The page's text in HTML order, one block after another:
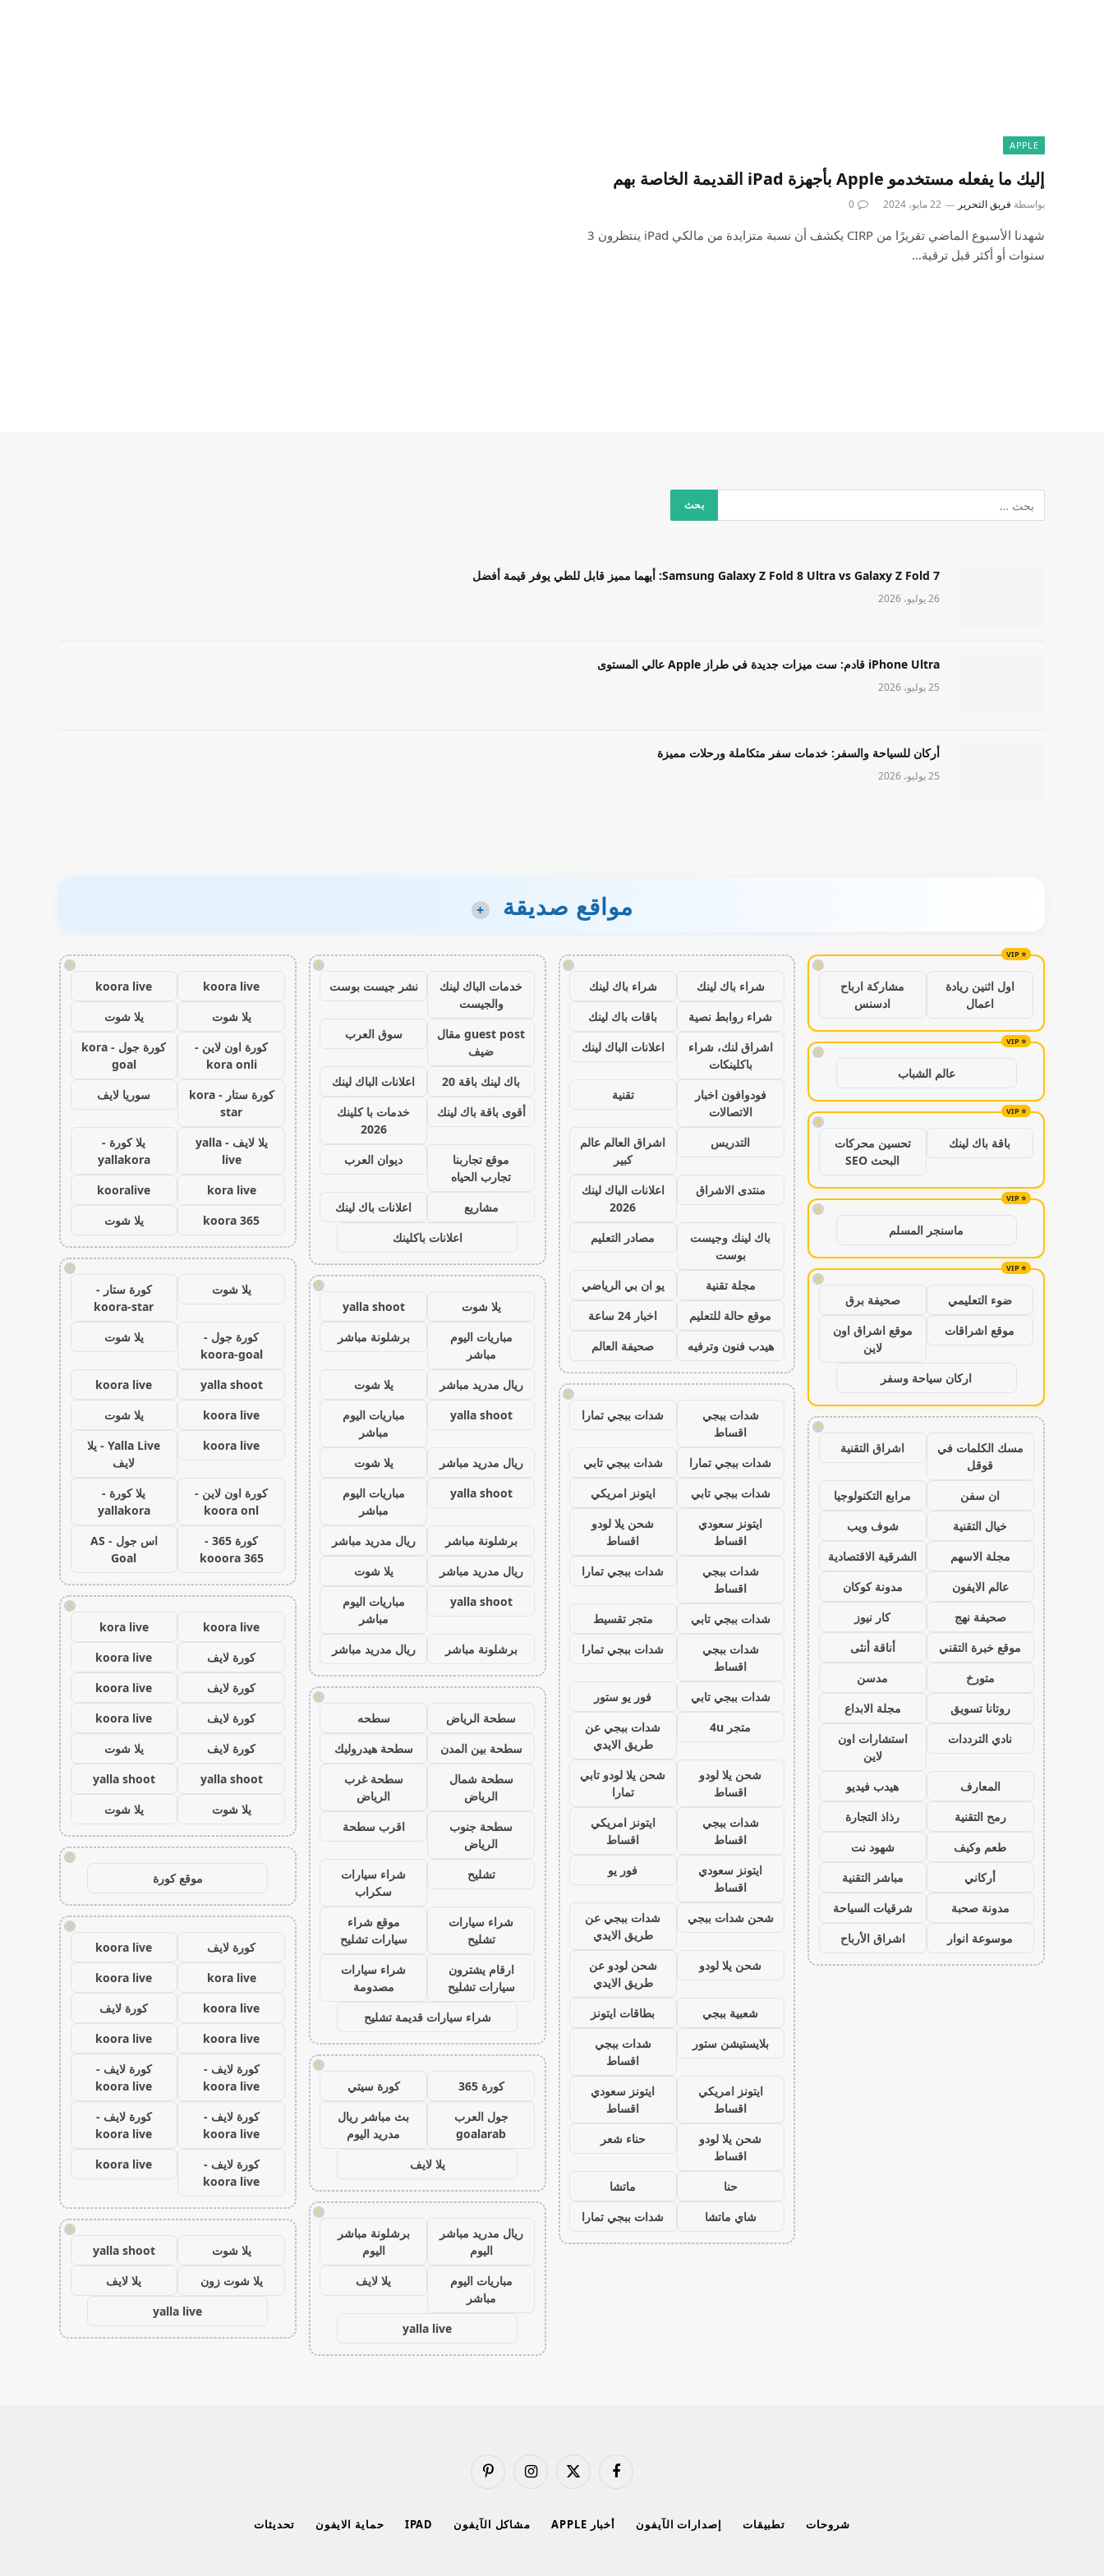
APPLE
إليك ما يفعله مستخدمو Apple بأجهزة iPad القديمة الخاصة بهم
بواسطة فريق التحرير 22 مايو، 2024 0
شهدنا الأسبوع الماضي تقريرًا من CIRP يكشف أن نسبة متزايدة من مالكي iPad ينتظرون 3
سنوات أو أكثر قبل ترقية…
Samsung Galaxy Z Fold 8 Ultra vs Galaxy Z Fold 7: أيهما مميز قابل للطي يوفر قيمة أفضل
26 يوليو، 2026
iPhone Ultra قادم: ست ميزات جديدة في طراز Apple عالي المستوى
25 يوليو، 2026
أركان للسياحة والسفر: خدمات سفر متكاملة ورحلات مميزة
25 يوليو، 2026
مواقع صديقة +
!
اول اثنين ريادة
اعمال
مشاركة ارباح
ادسنس
!
عالم الشباب
!
باقة باك لينك
تحسين محركات
البحث SEO
!
ماسنجر المسلم
!
ضوء التعليمي
صحيفة برق
موقع اشراقات
موقع اشراق اون
لاين
اركان سياحة وسفر
!
مسك الكلمات في
قوقل
اشراق التقنية
ان سفن
مرابع التكنولوجيا
خيال التقنية
شوف ويب
مجلة الاسهم
الشرقية الاقتصادية
عالم الايفون
مدونة كوكان
صحيفة نهج
كار نيوز
موقع خبرة التقني
أناقة أنثى
متورخ
مدسن
روتانا تسويق
مجلة الابداع
نادي الترددات
استشارات اون
لاين
المعارف
هيدب فيديو
رمح التقنية
رذاذ التجارة
طعم وكيف
شهود نت
أركاني
مباشر التقنية
مدونة صحبة
شرقيات السياحة
موسوعة انوار
اشراق الأرباح
!
شراء باك لينك
شراء باك لينك
شراء روابط نصية
باقات باك لينك
اشراق لنك، شراء
باكلينكات
اعلانات الباك لينك
فودوافون اخبار
الاتصالات
تقنية
التدريس
اشراق العالم عالم
كبير
منتدى الاشراق
اعلانات الباك لينك
2026
باك لينك وجيست
بوست
مصادر التعليم
مجلة تقنية
يو ان بي الرياضي
موقع حالة للتعليم
اخبار 24 ساعة
هيدب فنون وترفيه
صحيفة العالم
!
شدات ببجي
اقساط
شدات ببجي تمارا
شدات ببجي تمارا
شدات ببجي تابي
شدات ببجي تابي
ايتونز امريكي
ايتونز سعودي
اقساط
شحن يلا لودو
اقساط
شدات ببجي
اقساط
شدات ببجي تمارا
شدات ببجي تابي
متجر تقسيط
شدات ببجي
اقساط
شدات ببجي تمارا
شدات ببجي تابي
فور يو ستور
متجر 4u
شدات ببجي عن
طريق الايدي
شحن يلا لودو
اقساط
شحن يلا لودو تابي
تمارا
شدات ببجي
اقساط
ايتونز امريكي
اقساط
ايتونز سعودي
اقساط
فور يو
شحن شدات ببجي
شدات ببجي عن
طريق الايدي
شحن يلا لودو
شحن لودو عن
طريق الايدي
شعبية ببجي
بطاقات ايتونز
بلايستيشن ستور
شدات ببجي
اقساط
ايتونز امريكي
اقساط
ايتونز سعودي
اقساط
شحن يلا لودو
اقساط
حناء شعر
حنا
ماتشا
شاي ماتشا
شدات ببجي تمارا
!
خدمات الباك لينك
والجيست
نشر جيست بوست
guest post مقال
ضيف
سوق العرب
باك لينك باقة 20
اعلانات الباك لينك
أقوى باقة باك لينك
خدمات با كلينك
2026
موقع تجاربنا
تجارب الحياه
ديوان العرب
مشاريع
اعلانات باك لينك
اعلانات باكلينك
!
يلا شوت
yalla shoot
مباريات اليوم
مباشر
برشلونة مباشر
ريال مدريد مباشر
يلا شوت
yalla shoot
مباريات اليوم
مباشر
ريال مدريد مباشر
يلا شوت
yalla shoot
مباريات اليوم
مباشر
برشلونة مباشر
ريال مدريد مباشر
ريال مدريد مباشر
يلا شوت
yalla shoot
مباريات اليوم
مباشر
برشلونة مباشر
ريال مدريد مباشر
!
سطحة الرياض
سطحه
سطحة بين المدن
سطحة هيدروليك
سطحة شمال
الرياض
سطحة غرب
الرياض
سطحة جنوب
الرياض
اقرب سطحة
تشليح
شراء سيارات
سكراب
شراء سيارات
تشليح
موقع شراء
سيارات تشليح
ارقام يشترون
سيارات تشليح
شراء سيارات
مصدومة
شراء سيارات قديمة تشليح
!
كورة 365
كورة سيتي
جول العرب
goalarab
بث مباشر ريال
مدريد اليوم
يلا لايف
!
ريال مدريد مباشر
اليوم
برشلونة مباشر
اليوم
مباريات اليوم
مباشر
يلا لايف
yalla live
!
koora live
koora live
يلا شوت
يلا شوت
كورة اون لاين -
kora onli
كورة جول - kora
goal
كورة ستار - kora
star
سوريا لايف
يلا لايف - yalla
live
يلا كورة -
yallakora
kora live
kooralive
koora 365
يلا شوت
!
يلا شوت
كورة ستار -
koora-star
كورة جول -
koora-goal
يلا شوت
yalla shoot
koora live
koora live
يلا شوت
koora live
Yalla Live - يلا
لايف
كورة اون لاين -
koora onl
يلا كورة -
yallakora
كورة 365 -
kooora 365
اس جول - AS
Goal
!
koora live
kora live
كورة لايف
koora live
كورة لايف
koora live
كورة لايف
koora live
كورة لايف
يلا شوت
yalla shoot
yalla shoot
يلا شوت
يلا شوت
!
موقع كورة
!
كورة لايف
koora live
kora live
koora live
koora live
كورة لايف
koora live
koora live
كورة لايف -
koora live
كورة لايف -
koora live
كورة لايف -
koora live
كورة لايف -
koora live
كورة لايف -
koora live
koora live
!
يلا شوت
yalla shoot
يلا شوت زون
يلا لايف
yalla live
فيسبوك
X
الانستغرامبينتيريست
شروحات تطبيقات إصدارات الآيفون أخبار APPLE مشاكل الآيفون IPAD حماية الايفون تحديثات